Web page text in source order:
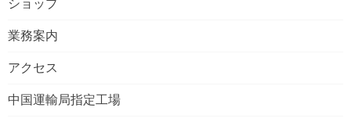
業務案内
アクセス
中国運輸局指定工場